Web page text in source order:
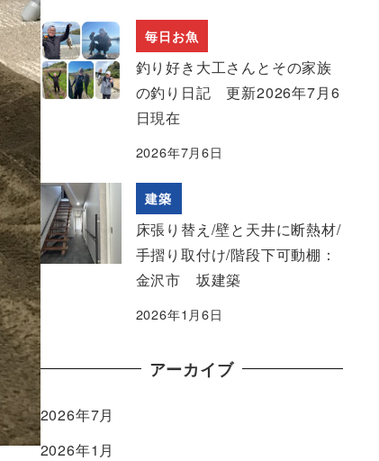
毎日お魚
釣り好き大工さんとその家族
の釣り日記 更新2026年7月6
日現在
2026年7月6日
建築
床張り替え/壁と天井に断熱材/
手摺り取付け/階段下可動棚：
金沢市 坂建築
2026年1月6日
アーカイブ
2026年7月
2026年1月